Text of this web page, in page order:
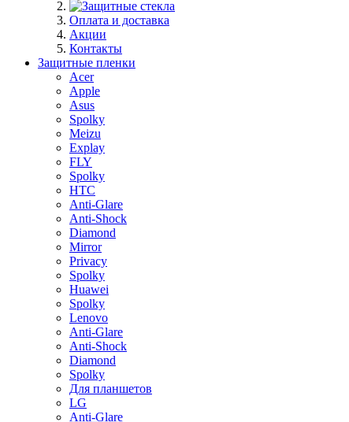
Оплата и доставка
Акции
Контакты
Защитные пленки
Acer
Apple
Asus
Spolky
Meizu
Explay
FLY
Spolky
HTC
Anti-Glare
Anti-Shock
Diamond
Mirror
Privacy
Spolky
Huawei
Spolky
Lenovo
Anti-Glare
Anti-Shock
Diamond
Spolky
Для планшетов
LG
Anti-Glare